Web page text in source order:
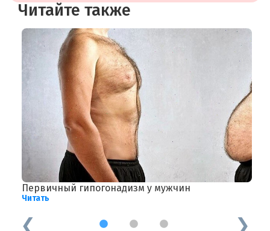
Читайте также
Первичный гипогонадизм у мужчин
Читать
1 2 3